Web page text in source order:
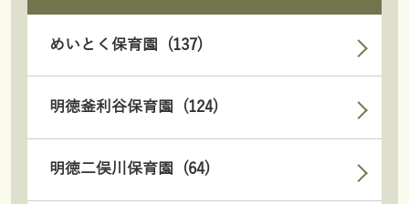
めいとく保育園 (137)
明徳釜利谷保育園 (124)
明徳二俣川保育園 (64)